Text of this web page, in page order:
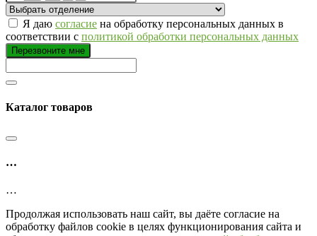
Я даю согласие на обработку персональных данных в
соответствии с политикой обработки персональных данных
Перезвоните мне
Каталог товаров
…
…
Продолжая использовать наш сайт, вы даёте согласие на
обработку файлов cookie в целях функционирования сайта и